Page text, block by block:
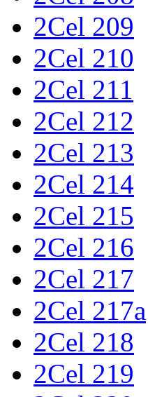
2Cel 209
2Cel 210
2Cel 211
2Cel 212
2Cel 213
2Cel 214
2Cel 215
2Cel 216
2Cel 217
2Cel 217a
2Cel 218
2Cel 219